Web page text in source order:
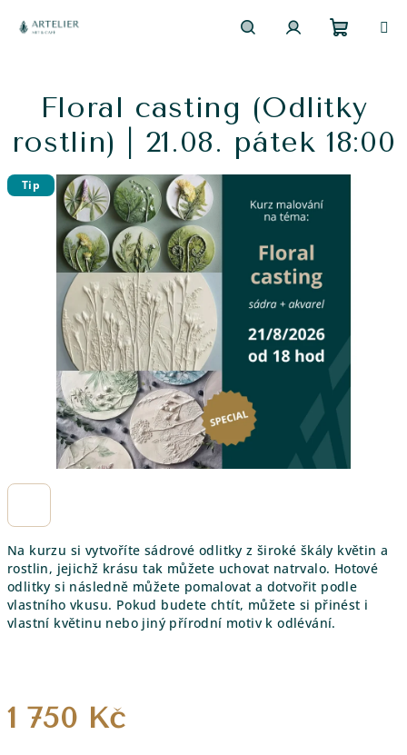
košík
Na kurzu si vytvoříte sádrové odlitky z široké škály květin a
rostlin, jejichž krásu tak můžete uchovat natrvalo. Hotové
odlitky si následně můžete pomalovat a dotvořit podle
vlastního vkusu. Pokud budete chtít, můžete si přinést i
vlastní květinu nebo jiný přírodní motiv k odlévání.
1 750 Kč
Floral casting (Odlitky
rostlin) | 21.08. pátek 18:00
Tip